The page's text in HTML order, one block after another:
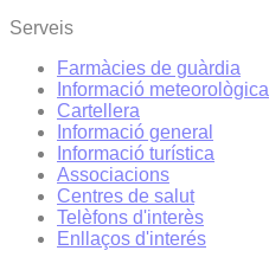
Serveis
Farmàcies de guàrdia
Informació meteorològica
Cartellera
Informació general
Informació turística
Associacions
Centres de salut
Telèfons d'interès
Enllaços d'interés